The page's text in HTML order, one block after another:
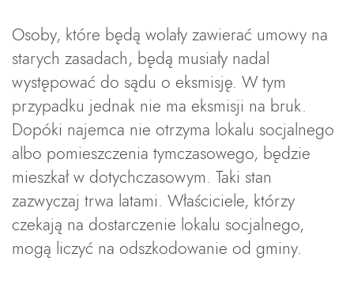
Osoby, które będą wolały zawierać umowy na
starych zasadach, będą musiały nadal
występować do sądu o eksmisję. W tym
przypadku jednak nie ma eksmisji na bruk.
Dopóki najemca nie otrzyma lokalu socjalnego
albo pomieszczenia tymczasowego, będzie
mieszkał w dotychczasowym. Taki stan
zazwyczaj trwa latami. Właściciele, którzy
czekają na dostarczenie lokalu socjalnego,
mogą liczyć na odszkodowanie od gminy.